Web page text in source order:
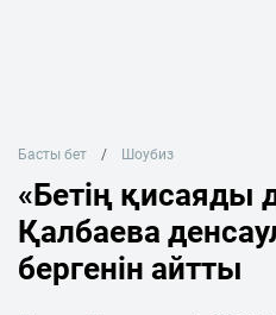
Басты бет Шоубиз
«Бетің қисаяды
Қалбаева
бергенін айтты